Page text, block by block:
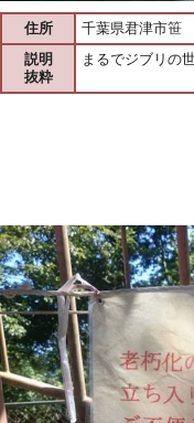
住所
千葉県君津市笹
説明
抜粋
まるでジブリの